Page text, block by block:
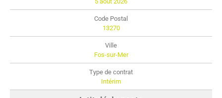
13270
Fos-sur-Mer
Intérim